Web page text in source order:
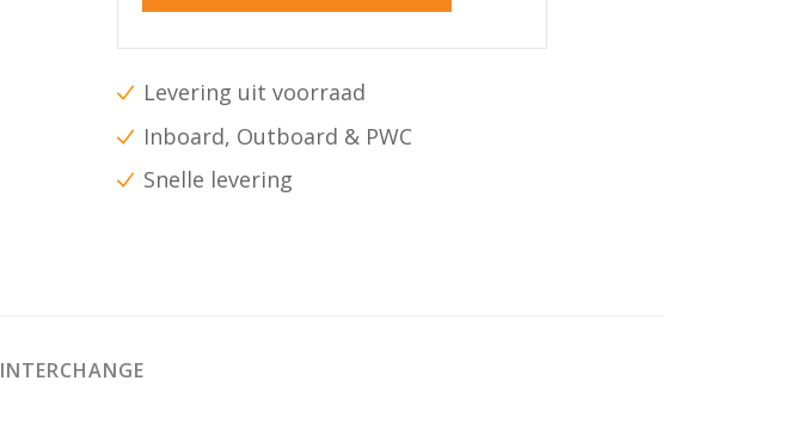
Levering uit voorraad
Inboard, Outboard & PWC
Snelle levering
INTERCHANGE